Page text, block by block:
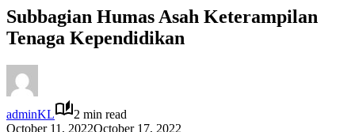
Subbagian Humas Asah Keterampilan
Tenaga Kependidikan
adminKL
2 min read
October 11, 2022October 17, 2022